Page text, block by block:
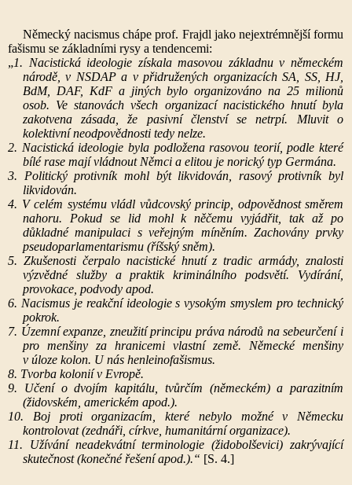
Německý nacismus chápe prof. Frajdl jako nejextrémnější formu
fašismu se základními rysy a tendencemi:
„1. Nacistická ideologie získala masovou základnu v německém
národě, v NSDAP a v přidružených organizacích SA, SS, HJ,
BdM, DAF, KdF a jiných bylo organizováno na 25 milionů
osob. Ve stanovách všech organizací nacistického hnutí byla
zakotvena zásada, že pasivní členství se netrpí. Mluvit o
kolektivní neodpovědnosti tedy nelze.
2. Nacistická ideologie byla podložena rasovou teorií, podle které
bílé rase mají vládnout Němci a elitou je norický typ Germána.
3. Politický protivník mohl být likvidován, rasový protivník byl
likvidován.
4. V celém systému vládl vůdcovský princip, odpovědnost směrem
nahoru. Pokud se lid mohl k něčemu vyjádřit, tak až po
důkladné manipulaci s veřejným míněním. Zachovány prvky
pseudoparlamentarismu (říšský sněm).
5. Zkušenosti čerpalo nacistické hnutí z tradic armády, znalosti
výzvědné služby a praktik kriminálního podsvětí. Vydírání,
provokace, podvody apod.
6. Nacismus je reakční ideologie s vysokým smyslem pro technický
pokrok.
7. Územní expanze, zneužití principu práva národů na sebeurčení i
pro menšiny za hranicemi vlastní země. Německé menšiny
v úloze kolon. U nás henleinofašismus.
8. Tvorba kolonií v Evropě.
9. Učení o dvojím kapitálu, tvůrčím (německém) a parazitním
(židovském, americkém apod.).
10. Boj proti organizacím, které nebylo možné v Německu
kontrolovat (zednáři, církve, humanitární organizace).
11. Užívání neadekvátní terminologie (židobolševici) zakrývající
skutečnost (konečné řešení apod.).“ [S. 4.]